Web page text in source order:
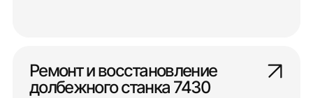
Ремонт и восстановление
долбежного станка 7430